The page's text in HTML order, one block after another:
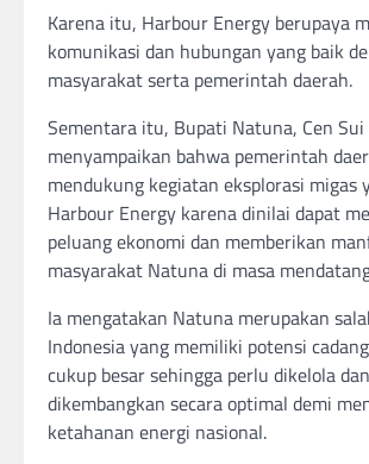
Karena itu, Harbour Energy berupaya
komunikasi dan hubungan yang baik
masyarakat serta pemerintah daerah.
Sementara itu, Bupati Natuna, Cen Sui
menyampaikan bahwa pemerintah
mendukung kegiatan eksplorasi migas
Harbour Energy karena dinilai dapat
peluang ekonomi dan memberikan
masyarakat Natuna di masa
Ia mengatakan Natuna merupakan
Indonesia yang memiliki potensi
cukup besar sehingga perlu dikelola dan
dikembangkan secara optimal demi
ketahanan energi nasional.